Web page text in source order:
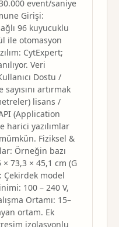
30.000 event/saniye
Girişi:
96 kuyucuklu
ile otomasyon
CytExpert;
Veri
Dostu /
artırmak
lisans /
(Application
harici yazılımlar
Fiziksel &
Örneğin bazı
73,3 × 45,1 cm (G
Çekirdek model
100 – 240 V,
Ortamı: 15–
ortam. Ek
izolasyonlu